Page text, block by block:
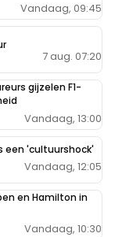
Vandaag, 09:45
7 aug. 07:20
gijzelen F1-
Vandaag, 13:00
een 'cultuurshock'
Vandaag, 12:05
en Hamilton in
Vandaag, 10:30